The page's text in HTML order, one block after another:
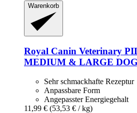
Warenkorb
Royal Canin Veterinary
MEDIUM & LARGE
Sehr schmackhafte Rezeptur
Anpassbare Form
Angepasster Energiegehalt
11,99 € (53,53 € / kg)